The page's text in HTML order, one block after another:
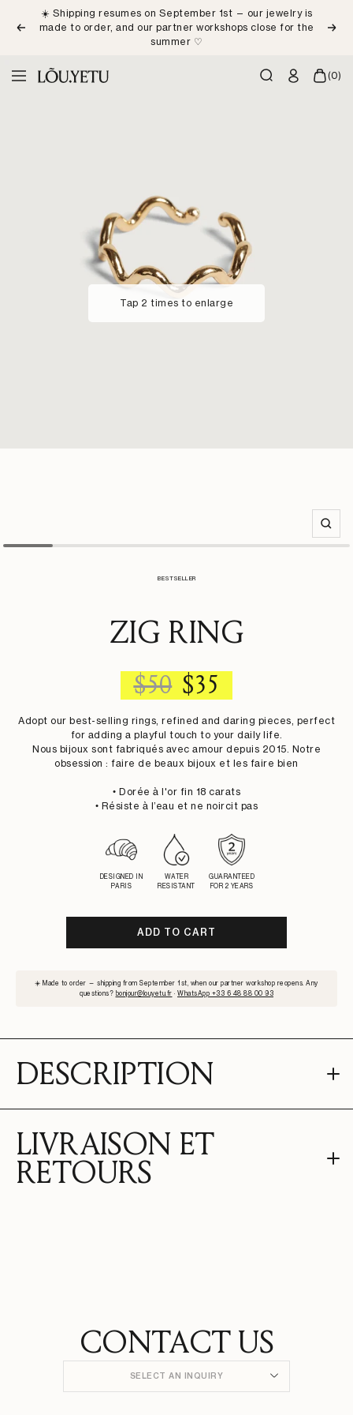
contentPrevious
☀️ Shipping resumes on September 1st — our jewelry is
made to order, and our partner workshops close for the
summer ♡
Next
NavigationLÕU.YETU
(0)
Zoom
BESTSELLER
ZIG RING
REGULAR
PRICE
$50 SALE
PRICE
$35
Adopt our best-selling rings, refined and daring pieces, perfect
for adding a playful touch to your daily life.
Nous bijoux sont fabriqués avec amour depuis 2015. Notre
obsession : faire de beaux bijoux et les faire bien
• Dorée à l'or fin 18 carats
• Résiste à l’eau et ne noircit pas
DESIGNED IN
PARIS
WATER
RESISTANT
GUARANTEED
FOR 2 YEARS
ADD TO CART
☀️ Made to order — shipping from September 1st, when our partner workshop reopens. Any
questions? bonjour@louyetu.fr · WhatsApp +33 6 48 88 00 93
DESCRIPTION
LIVRAISON ET
RETOURS
CONTACT US
SELECT AN INQUIRY